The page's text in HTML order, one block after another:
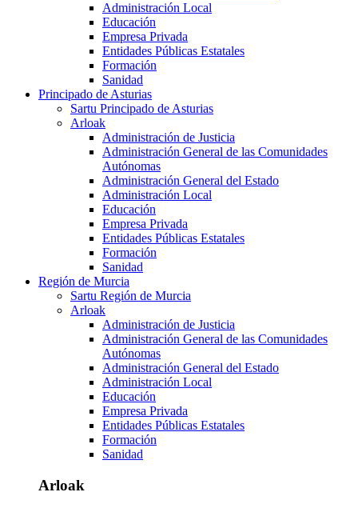
Administración Local
Educación
Empresa Privada
Entidades Públicas Estatales
Formación
Sanidad
Principado de Asturias
Sartu Principado de Asturias
Arloak
Administración de Justicia
Administración General de las Comunidades
Autónomas
Administración General del Estado
Administración Local
Educación
Empresa Privada
Entidades Públicas Estatales
Formación
Sanidad
Región de Murcia
Sartu Región de Murcia
Arloak
Administración de Justicia
Administración General de las Comunidades
Autónomas
Administración General del Estado
Administración Local
Educación
Empresa Privada
Entidades Públicas Estatales
Formación
Sanidad
Arloak